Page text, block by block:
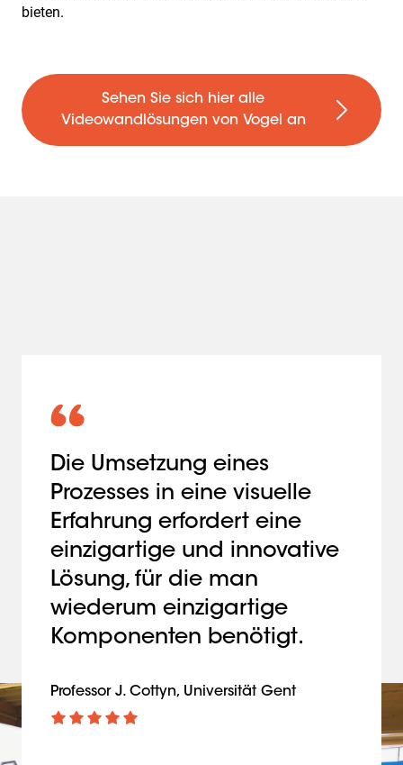
bieten.
Sehen Sie sich hier alle
Videowandlösungen von Vogel an
Die Umsetzung eines
Prozesses in eine visuelle
Erfahrung erfordert eine
einzigartige und innovative
Lösung, für die man
wiederum einzigartige
Komponenten benötigt.
Professor J. Cottyn, Universität Gent